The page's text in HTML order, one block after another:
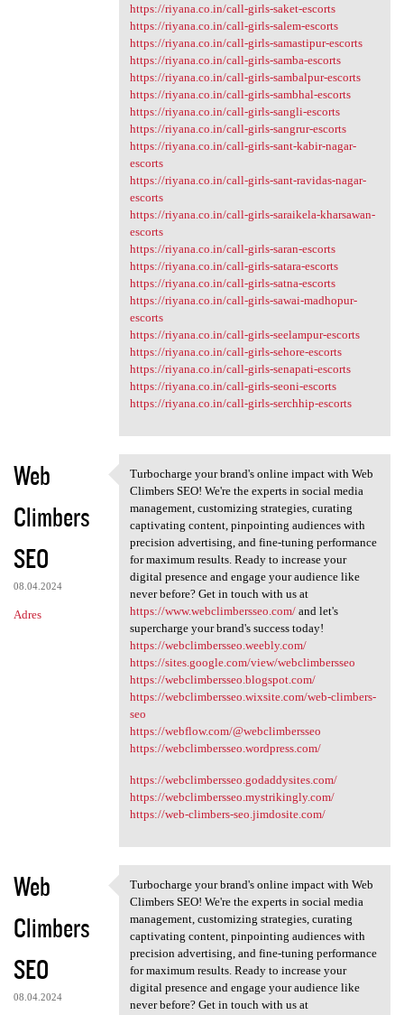
https://riyana.co.in/call-girls-saket-escorts
https://riyana.co.in/call-girls-salem-escorts
https://riyana.co.in/call-girls-samastipur-escorts
https://riyana.co.in/call-girls-samba-escorts
https://riyana.co.in/call-girls-sambalpur-escorts
https://riyana.co.in/call-girls-sambhal-escorts
https://riyana.co.in/call-girls-sangli-escorts
https://riyana.co.in/call-girls-sangrur-escorts
https://riyana.co.in/call-girls-sant-kabir-nagar-
escorts
https://riyana.co.in/call-girls-sant-ravidas-nagar-
escorts
https://riyana.co.in/call-girls-saraikela-kharsawan-
escorts
https://riyana.co.in/call-girls-saran-escorts
https://riyana.co.in/call-girls-satara-escorts
https://riyana.co.in/call-girls-satna-escorts
https://riyana.co.in/call-girls-sawai-madhopur-
escorts
https://riyana.co.in/call-girls-seelampur-escorts
https://riyana.co.in/call-girls-sehore-escorts
https://riyana.co.in/call-girls-senapati-escorts
https://riyana.co.in/call-girls-seoni-escorts
https://riyana.co.in/call-girls-serchhip-escorts
Web
Climbers
SEO
08.04.2024
Adres
Turbocharge your brand's
Turbocharge your brand's online impact with Web
Climbers SEO! We're the experts in social media
management, customizing strategies, curating
captivating content, pinpointing audiences with
precision advertising, and fine-tuning performance
for maximum results. Ready to increase your
digital presence and engage your audience like
never before? Get in touch with us at
https://www.webclimbersseo.com/and let's
supercharge your brand's success today!
https://webclimbersseo.weebly.com/
https://sites.google.com/view/webclimbersseo
https://webclimbersseo.blogspot.com/
https://webclimbersseo.wixsite.com/web-climbers-
seo
https://webflow.com/@webclimbersseo
https://webclimbersseo.wordpress.com/
https://webclimbersseo.godaddysites.com/
https://webclimbersseo.mystrikingly.com/
https://web-climbers-seo.jimdosite.com/
Web
Climbers
SEO
08.04.2024
Turbocharge your brand's
Turbocharge your brand's online impact with Web
Climbers SEO! We're the experts in social media
management, customizing strategies, curating
captivating content, pinpointing audiences with
precision advertising, and fine-tuning performance
for maximum results. Ready to increase your
digital presence and engage your audience like
never before? Get in touch with us at